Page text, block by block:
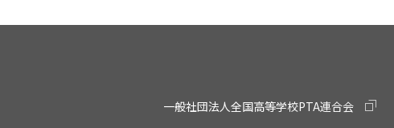
一般社団法人全国高等学校PTA連合会